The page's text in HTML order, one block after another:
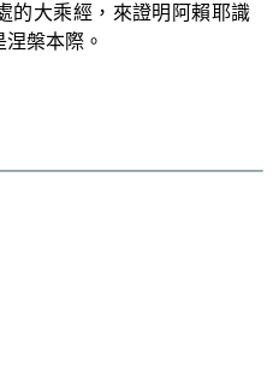
的大乘經，來證明阿賴耶識
槃本際。